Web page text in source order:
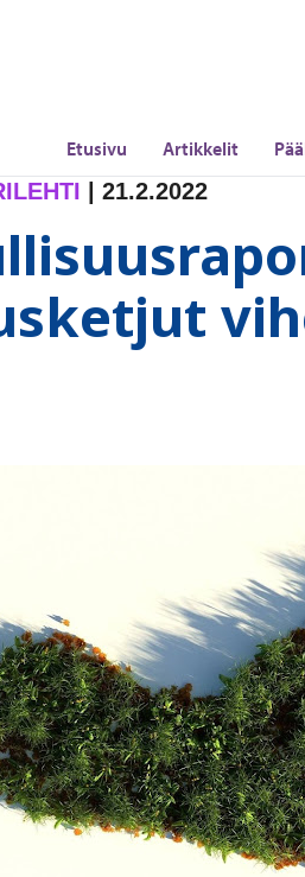
Etusivu Artikkelit
| 21.2.2022